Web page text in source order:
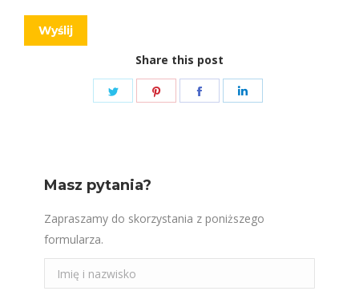
Share this post
Share
Share
Share
Masz pytania?
Zapraszamy do skorzystania z poniższego
formularza.